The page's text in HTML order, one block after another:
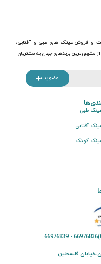
سابقه در ساخت و فروش عینک های طبی و آفتابی،
مشهورترین برندهای جهان به مشتریان
عضویت
طبی
آفتابی
کودک
فلسطین